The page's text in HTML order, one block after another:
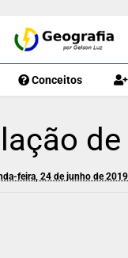
Conceitos
feira, 24 de junho de 2019